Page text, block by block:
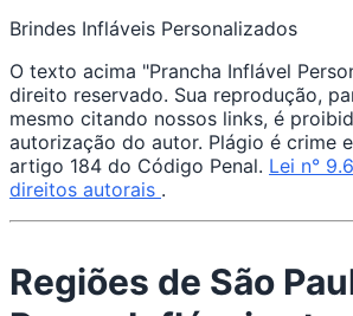
Brindes Infláveis Personalizados
O texto acima "Prancha Inflável
direito reservado. Sua reprodução,
mesmo citando nossos links, é
autorização do autor. Plágio é crime
artigo 184 do Código Penal. Lei n°
direitos autorais .
Regiões de São